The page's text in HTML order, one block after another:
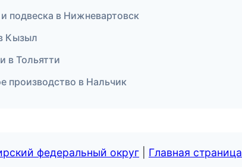
подвеска в Нижневартовск
Кызыл
в Тольятти
производство в Нальчик
федеральный округ Главная страница